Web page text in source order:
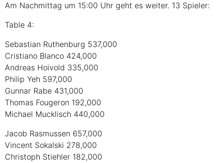
Am Nachmittag um 15:00 Uhr geht es weiter. 13 Spieler:
Table 4:
Sebastian Ruthenburg 537,000
Cristiano Blanco 424,000
Andreas Hoivold 335,000
Philip Yeh 597,000
Gunnar Rabe 431,000
Thomas Fougeron 192,000
Michael Mucklisch 440,000
Jacob Rasmussen 657,000
Vincent Sokalski 278,000
Christoph Stiehler 182,000